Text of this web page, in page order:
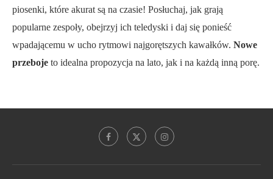
piosenki, które akurat są na czasie! Posłuchaj, jak grają
popularne zespoły, obejrzyj ich teledyski i daj się ponieść
wpadającemu w ucho rytmowi najgorętszych kawałków. Nowe
przeboje to idealna propozycja na lato, jak i na każdą inną porę.